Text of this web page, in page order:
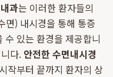
과는 이러한 환자들의
면) 내시경을 통해 통증
수 있는 환경을 제공합니
다. 안전한 수면내시경
작부터 끝까지 환자의 상